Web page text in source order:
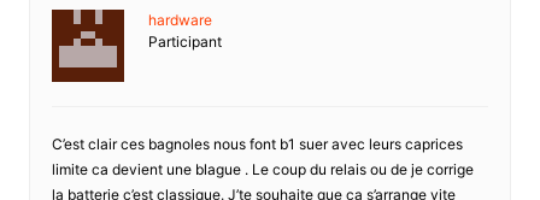
hardware
Participant
C’est clair ces bagnoles nous font b1 suer avec leurs caprices
limite ca devient une blague . Le coup du relais ou de je corrige
la batterie c’est classique. J’te souhaite que ca s’arrange vite